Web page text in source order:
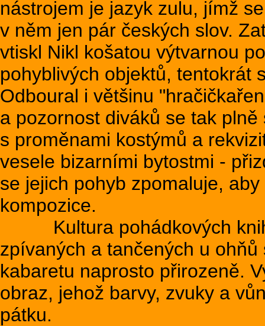
nástrojem je jazyk zulu, jímž
v něm jen pár českých slov.
vtiskl Nikl košatou výtvarnou
pohyblivých objektů, tentokrát
Odboural i většinu
a pozornost diváků se tak
s proměnami kostýmů a
vesele bizarními bytostmi -
se jejich pohyb zpomaluje,
kompozice.
Kultura pohádkových knih
zpívaných a tančených u
kabaretu naprosto přirozeně.
obraz, jehož barvy, zvuky a
pátku.